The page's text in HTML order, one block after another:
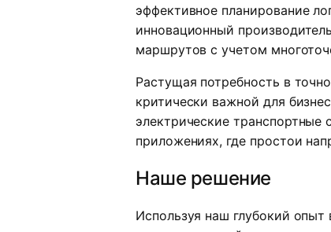
эффективное планирование
инновационный
маршрутов с учетом
Растущая потребность в
критически важной для
электрические транспортные
приложениях, где простои
Наше решение
Используя наш глубокий